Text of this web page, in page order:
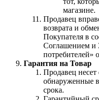
магазине.
Продавец
возврата и
Покупателя в
Соглашением и
потребителей»
Гарантия на Товар
Продавец несет
обнаруженные
срока.